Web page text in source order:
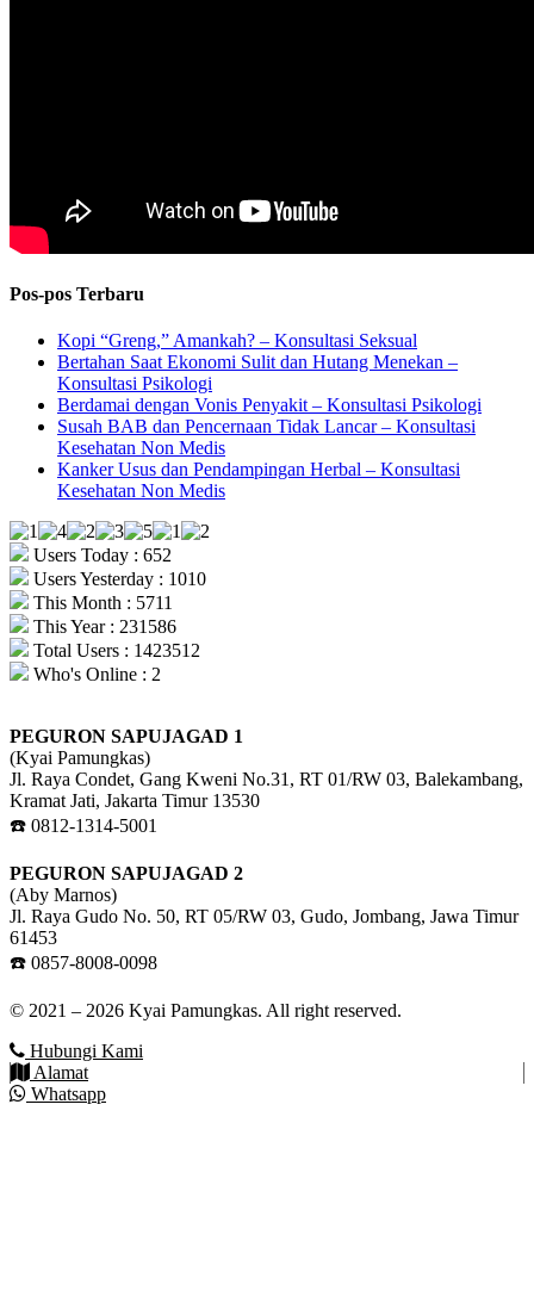
Pos-pos Terbaru
Kopi “Greng,” Amankah? – Konsultasi Seksual
Bertahan Saat Ekonomi Sulit dan Hutang Menekan –
Konsultasi Psikologi
Berdamai dengan Vonis Penyakit – Konsultasi Psikologi
Susah BAB dan Pencernaan Tidak Lancar – Konsultasi
Kesehatan Non Medis
Kanker Usus dan Pendampingan Herbal – Konsultasi
Kesehatan Non Medis
Users Today : 652
Users Yesterday : 1010
This Month : 5711
This Year : 231586
Total Users : 1423512
Who's Online : 2
PEGURON SAPUJAGAD 1
(Kyai Pamungkas)
Jl. Raya Condet, Gang Kweni No.31, RT 01/RW 03, Balekambang,
Kramat Jati, Jakarta Timur 13530
☎️ 0812-1314-5001
PEGURON SAPUJAGAD 2
(Aby Marnos)
Jl. Raya Gudo No. 50, RT 05/RW 03, Gudo, Jombang, Jawa Timur
61453
☎️ 0857-8008-0098
© 2021 – 2026 Kyai Pamungkas. All right reserved.
Hubungi Kami
Alamat
Whatsapp